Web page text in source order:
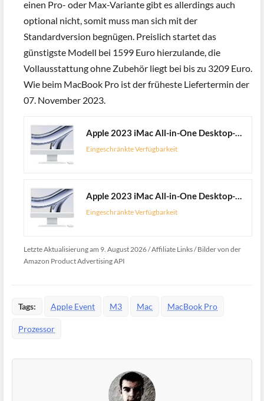
einen Pro- oder Max-Variante gibt es allerdings auch
optional nicht, somit muss man sich mit der
Standardversion begnügen. Preislich startet das
günstigste Modell bei 1599 Euro hierzulande, die
Vollausstattung ohne Zubehör liegt bei bis zu 3209 Euro.
Wie beim MacBook Pro ist der früheste Liefertermin der
07. November 2023.
Apple 2023 iMac All-in-One Desktop-Computer mit M3 Chip: 8-Core CPU, 8-Core GPU, 24" 4.5K Retina Display, 8 GB gemeinsamer Arbeitsspeicher, 256 GB SSD Speicher, passendes Zubehör. Silber
Eingeschränkte Verfügbarkeit
Apple 2023 iMac All-in-One Desktop-Computer mit M3 Chip: 8-Core CPU, 10-Core GPU, 24" 4.5K Retina Display, 8 GB gemeinsamer Arbeitsspeicher, 512 GB SSD Speicher, passendes Zubehör. Silber
Eingeschränkte Verfügbarkeit
Letzte Aktualisierung am 9. August 2026 / Affiliate Links / Bilder von der
Amazon Product Advertising API
Tags: Apple Event M3 Mac MacBook Pro
Prozessor